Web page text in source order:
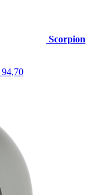
Scorpion
94,70